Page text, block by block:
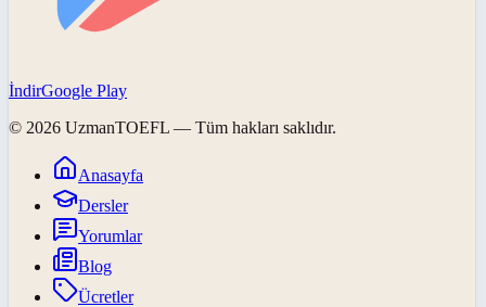
İndirGoogle Play
© 2026 UzmanTOEFL — Tüm hakları saklıdır.
Anasayfa
Dersler
Yorumlar
Blog
Ücretler